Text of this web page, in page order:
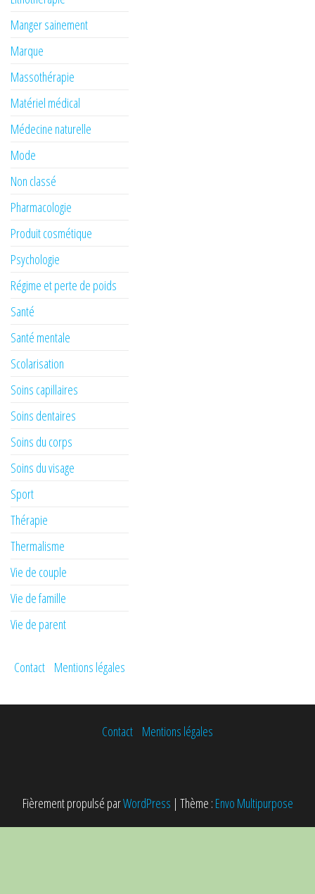
Manger sainement
Marque
Massothérapie
Matériel médical
Médecine naturelle
Mode
Non classé
Pharmacologie
Produit cosmétique
Psychologie
Régime et perte de poids
Santé
Santé mentale
Scolarisation
Soins capillaires
Soins dentaires
Soins du corps
Soins du visage
Sport
Thérapie
Thermalisme
Vie de couple
Vie de famille
Vie de parent
Contact Mentions légales
Contact Mentions légales
Fièrement propulsé parWordPress | Thème : Envo Multipurpose